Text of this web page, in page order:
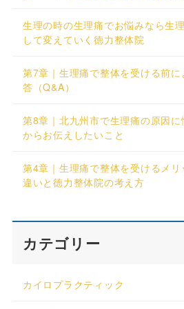
生理の時の生理痛でお悩みなら生
して変えていく徳力整体院
第7章｜生理痛で整体を受ける前
答（Q&A）
第8章｜北九州市で生理痛の原因
からお伝えしたいこと
第4章｜生理痛で整体を受けるメ
違いと徳力整体院の考え方
カテゴリー
カイロプラクティック